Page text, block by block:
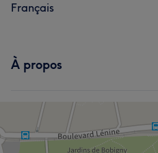
Français
À propos